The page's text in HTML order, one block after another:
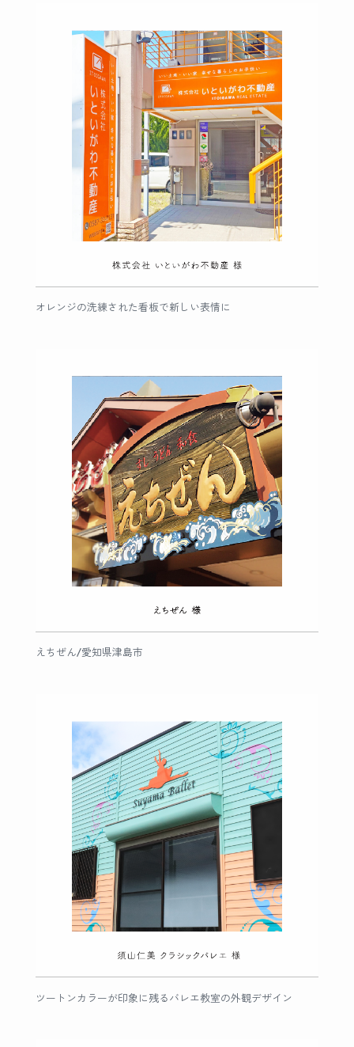
オレンジの洗練された看板で新しい表情に
えちぜん/愛知県津島市
ツートンカラーが印象に残るバレエ教室の外観デザイン